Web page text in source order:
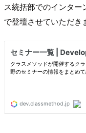
ス統括部でのインタ
で登壇させていただき